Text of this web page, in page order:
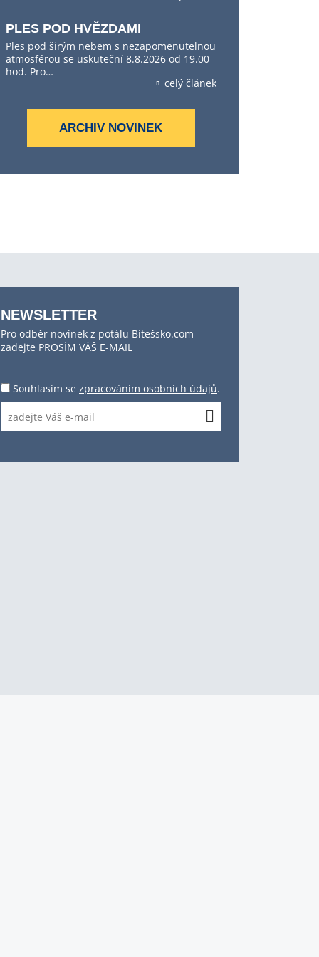
PLES POD HVĚZDAMI
Ples pod širým nebem s nezapomenutelnou
atmosférou se uskuteční 8.8.2026 od 19.00
hod. Pro…
celý článek
ARCHIV NOVINEK
NEWSLETTER
Pro odběr novinek z potálu Bítešsko.com
zadejte PROSÍM VÁŠ E-MAIL
Souhlasím se zpracováním osobních údajů.